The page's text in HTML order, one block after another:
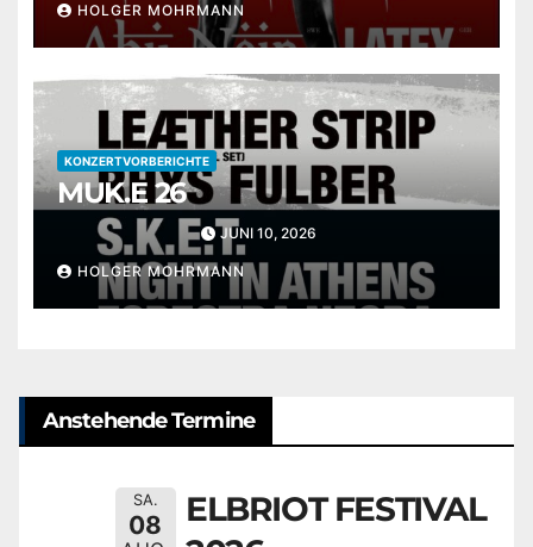
HOLGER MOHRMANN
KONZERTVORBERICHTE
MUK.E 26
JUNI 10, 2026
HOLGER MOHRMANN
Anstehende Termine
SA.
08
ELBRIOT FESTIVAL